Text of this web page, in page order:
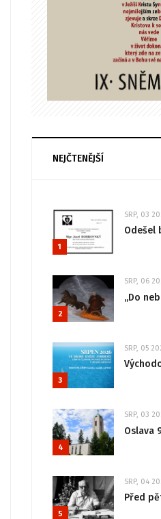
NEJČTENĚJŠÍ
1
SRP, 03
Odešel
2
SRP, 06
„Do
3
SRP, 05
4
SRP, 03
Oslava
5
SRP, 04
Před